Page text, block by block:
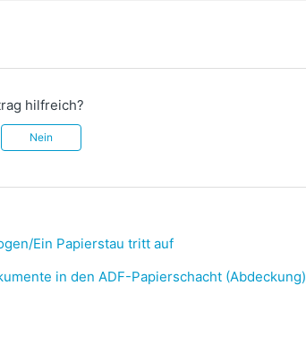
hilfreich?
Nein
Ein Papierstau tritt auf
in den ADF-Papierschacht (Abdeckung)